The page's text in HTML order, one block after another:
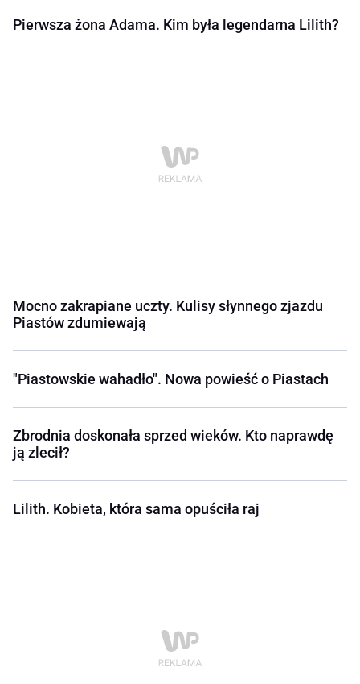
Pierwsza żona Adama. Kim była legendarna Lilith?
Mocno zakrapiane uczty. Kulisy słynnego zjazdu
Piastów zdumiewają
"Piastowskie wahadło". Nowa powieść o Piastach
Zbrodnia doskonała sprzed wieków. Kto naprawdę
ją zlecił?
Lilith. Kobieta, która sama opuściła raj